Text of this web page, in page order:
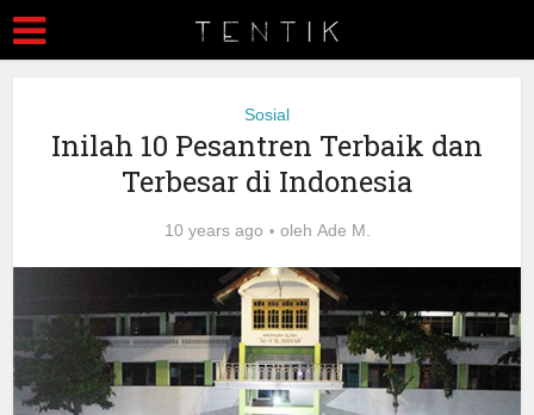
Sosial
Inilah 10 Pesantren Terbaik dan
Terbesar di Indonesia
10 years ago oleh Ade M.